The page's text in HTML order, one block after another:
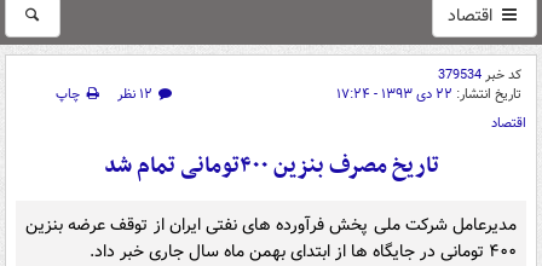
اقتصاد
کد خبر379534
تاریخ انتشار: ۲۲ دی ۱۳۹۳ - ۱۷:۲۴ ۱۲ نظر
چاپ
اقتصاد
تاریخ مصرف بنزین ۴۰۰تومانی تمام شد
مدیرعامل شرکت ملی پخش فرآورده های نفتی ایران از توقف عرضه بنزین
۴۰۰ تومانی در جایگاه ها از ابتدای بهمن ماه سال جاری خبر داد.